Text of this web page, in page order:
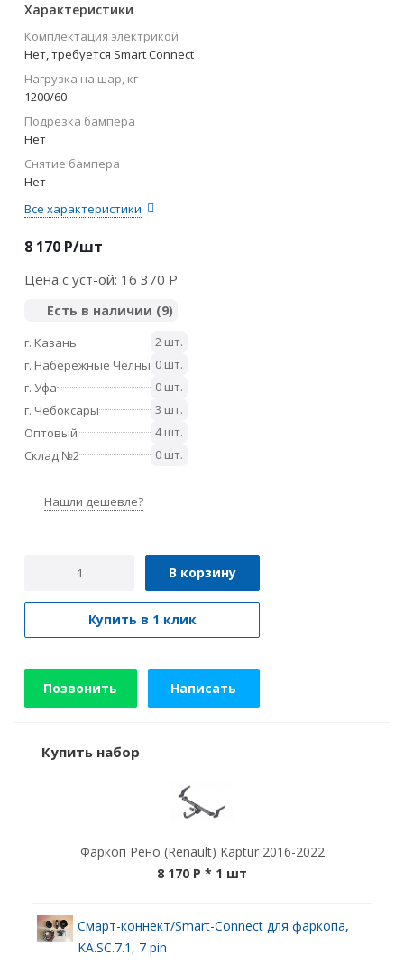
Характеристики
Комплектация электрикой
Нет, требуется Smart Connect
Нагрузка на шар, кг
1200/60
Подрезка бампера
Нет
Снятие бампера
Нет
Все характеристики
8 170 P/шт
Цена с уст-ой: 16 370 P
Есть в наличии (9)
г. Казань
2 шт.
г. Набережные Челны 0 шт.
г. Уфа
0 шт.
г. Чебоксары
3 шт.
Оптовый
4 шт.
Склад №2
0 шт.
Нашли дешевле?
В корзину
Купить в 1 клик
Позвонить Написать
Купить набор
Фаркоп Рено (Renault) Kaptur 2016-2022
8 170 P * 1 шт
Смарт-коннект/Smart-Connect для фаркопа,
KA.SC.7.1, 7 pin